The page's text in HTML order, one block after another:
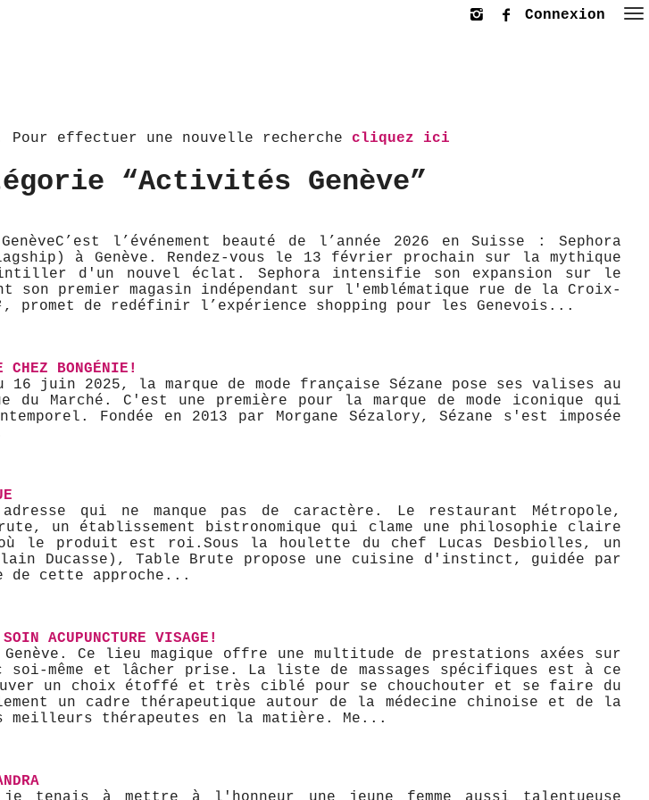
Connexion
effectuer une nouvelle recherche cliquez ici
“Activités Genève”
​C’est l’événement beauté de l’année 2026 en Suisse : Sephora
à Genève. Rendez-vous le 13 février prochain sur la mythique
d'un nouvel éclat. Sephora intensifie son expansion sur le
premier magasin indépendant sur l'emblématique rue de la Croix-
promet de redéfinir l’expérience shopping pour les Genevois...
BONGÉNIE!
juin 2025, la marque de mode française Sézane pose ses valises au
Marché. C'est une première pour la marque de mode iconique qui
Fondée en 2013 par Morgane Sézalory, Sézane s'est imposée
qui ne manque pas de caractère. Le restaurant Métropole,
un établissement bistronomique qui clame une philosophie claire
le produit est roi. ​Sous la houlette du chef Lucas Desbiolles, un
Ducasse), Table Brute propose une cuisine d'instinct, guidée par
cette approche...
ACUPUNCTURE VISAGE!
Ce lieu magique offre une multitude de prestations axées sur
même et lâcher prise. La liste de massages spécifiques est à ce
un choix étoffé et très ciblé pour se chouchouter et se faire du
un cadre thérapeutique autour de la médecine chinoise et de la
meilleurs thérapeutes en la matière. Me...